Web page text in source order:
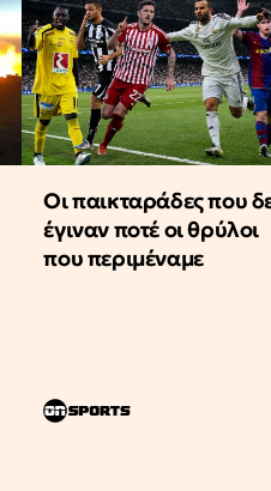
Οι παικταράδες που
έγιναν ποτέ οι θρύλοι
που περιμέναμε